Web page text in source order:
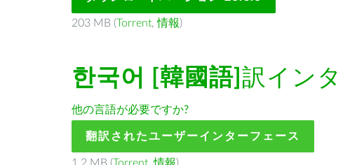
203 MB (Torrent,情報)
한국어 [韓國語] 訳イン
他の言語が必要ですか?
翻訳されたユーザーインターフェース